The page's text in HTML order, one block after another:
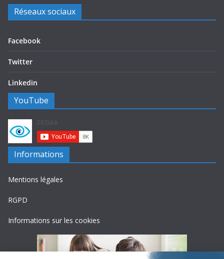
Réseaux sociaux
Facebook
Twitter
Linkedin
YouTube
Informations
Mentions légales
RGPD
Informations sur les cookies